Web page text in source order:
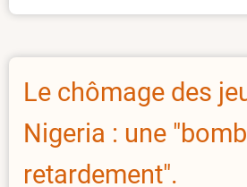
La
taille
l'Afrique
Le chômage des
Nigeria : une
retardement".